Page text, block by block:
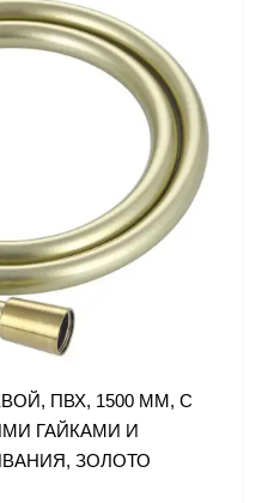
ПВХ, 1500 ММ, С
ГАЙКАМИ И
ЗОЛОТО